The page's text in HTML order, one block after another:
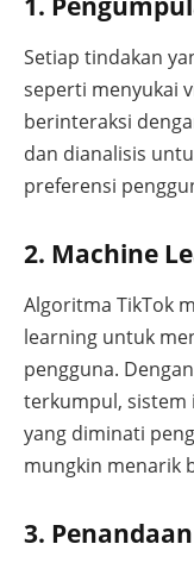
Setiap tindakan
seperti menyukai
berinteraksi
dan dianalisis
preferensi
2. Machine
Algoritma TikTok
learning untuk
pengguna.
terkumpul, sistem
yang diminati
mungkin menarik
3.